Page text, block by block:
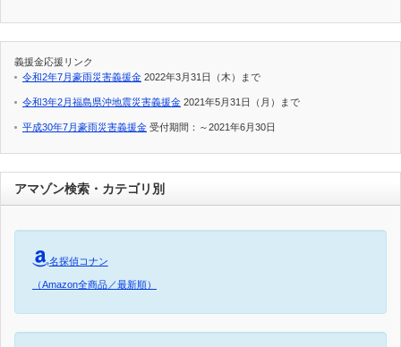
義援金応援リンク
令和2年7月豪雨災害義援金 2022年3月31日（木）まで
令和3年2月福島県沖地震災害義援金 2021年5月31日（月）まで
平成30年7月豪雨災害義援金 受付期間：～2021年6月30日
アマゾン検索・カテゴリ別
名探偵コナン
（Amazon全商品／最新順）